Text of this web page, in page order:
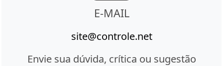
E-MAIL
site@controle.net
Envie sua dúvida, crítica ou sugestão